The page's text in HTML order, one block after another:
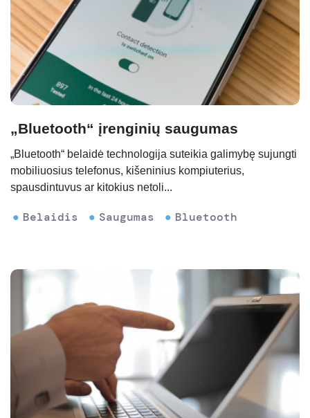
„Bluetooth“ įrenginių saugumas
„Bluetooth“ belaidė technologija suteikia galimybę sujungti
mobiliuosius telefonus, kišeninius kompiuterius,
spausdintuvus ar kitokius netoli...
Belaidis Saugumas Bluetooth